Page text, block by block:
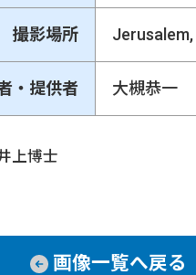
撮影場所
・提供者 大槻恭一
上博士
画像一覧へ戻る